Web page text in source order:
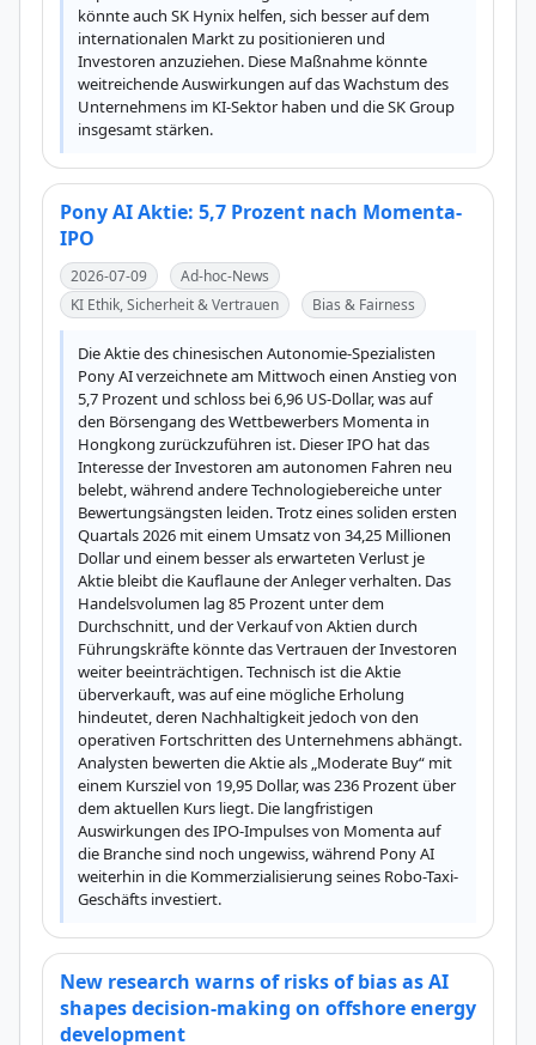
könnte auch SK Hynix helfen, sich besser auf dem
internationalen Markt zu positionieren und
Investoren anzuziehen. Diese Maßnahme könnte
weitreichende Auswirkungen auf das Wachstum des
Unternehmens im KI-Sektor haben und die SK Group
insgesamt stärken.
Pony AI Aktie: 5,7 Prozent nach Momenta-
IPO
2026-07-09
Ad-hoc-News
KI Ethik, Sicherheit & Vertrauen
Bias & Fairness
Die Aktie des chinesischen Autonomie-Spezialisten
Pony AI verzeichnete am Mittwoch einen Anstieg von
5,7 Prozent und schloss bei 6,96 US-Dollar, was auf
den Börsengang des Wettbewerbers Momenta in
Hongkong zurückzuführen ist. Dieser IPO hat das
Interesse der Investoren am autonomen Fahren neu
belebt, während andere Technologiebereiche unter
Bewertungsängsten leiden. Trotz eines soliden ersten
Quartals 2026 mit einem Umsatz von 34,25 Millionen
Dollar und einem besser als erwarteten Verlust je
Aktie bleibt die Kauflaune der Anleger verhalten. Das
Handelsvolumen lag 85 Prozent unter dem
Durchschnitt, und der Verkauf von Aktien durch
Führungskräfte könnte das Vertrauen der Investoren
weiter beeinträchtigen. Technisch ist die Aktie
überverkauft, was auf eine mögliche Erholung
hindeutet, deren Nachhaltigkeit jedoch von den
operativen Fortschritten des Unternehmens abhängt.
Analysten bewerten die Aktie als „Moderate Buy“ mit
einem Kursziel von 19,95 Dollar, was 236 Prozent über
dem aktuellen Kurs liegt. Die langfristigen
Auswirkungen des IPO-Impulses von Momenta auf
die Branche sind noch ungewiss, während Pony AI
weiterhin in die Kommerzialisierung seines Robo-Taxi-
Geschäfts investiert.
New research warns of risks of bias as AI
shapes decision-making on offshore energy
development